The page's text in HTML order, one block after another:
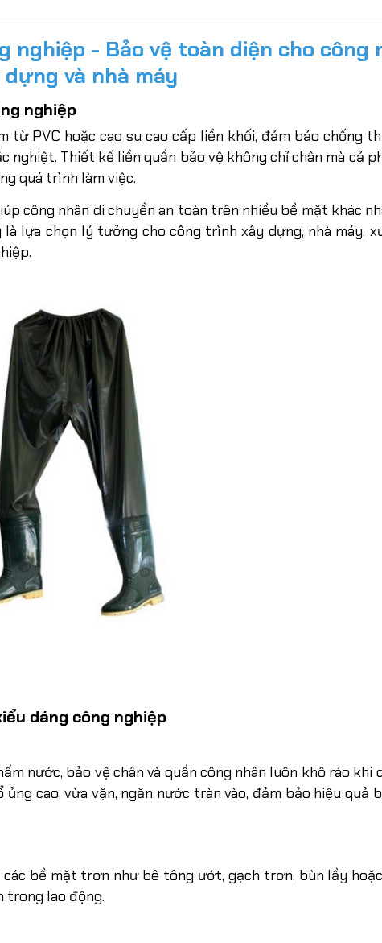
nghiệp - Bảo vệ toàn diện cho công
dựng và nhà máy
nghiệp
từ PVC hoặc cao su cao cấp liền khối, đảm bảo chống
Thiết kế liền quần bảo vệ không chỉ chân mà cả
quá trình làm việc.
công nhân di chuyển an toàn trên nhiều bề mặt khác
lựa chọn lý tưởng cho công trình xây dựng, nhà máy,
dáng công nghiệp
nước, bảo vệ chân và quần công nhân luôn khô ráo khi
cao, vừa vặn, ngăn nước tràn vào, đảm bảo hiệu quả
bề mặt trơn như bê tông ướt, gạch trơn, bùn lầy
trong lao động.